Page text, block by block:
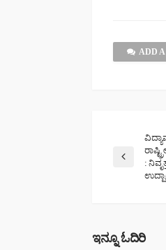
ADD
:
ಇನ್ನೂ ಓದಿರಿ